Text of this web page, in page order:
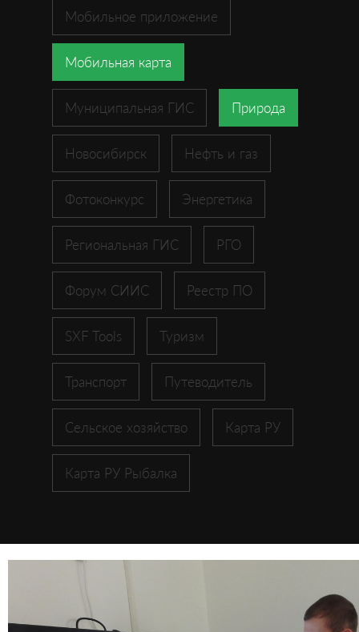
Мобильное приложение
Мобильная карта
Муниципальная ГИС Природа
Новосибирск Нефть и газ
Фотоконкурс Энергетика
Региональная ГИС РГО
Форум СИИС Реестр ПО
SXF Tools Туризм
Транспорт Путеводитель
Сельское хозяйство Карта РУ
Карта РУ Рыбалка